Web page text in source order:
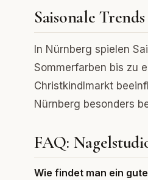
Saisonale
In Nürnberg spielen
Sommerfarben bis zu
Christkindlmarkt
Nürnberg besonders
FAQ:
Wie findet man ein